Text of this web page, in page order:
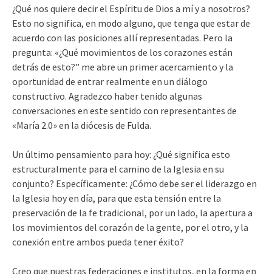
¿Qué nos quiere decir el Espíritu de Dios a mí y a nosotros?
Esto no significa, en modo alguno, que tenga que estar de
acuerdo con las posiciones allí representadas. Pero la
pregunta: «¿Qué movimientos de los corazones están
detrás de esto?” me abre un primer acercamiento y la
oportunidad de entrar realmente en un diálogo
constructivo. Agradezco haber tenido algunas
conversaciones en este sentido con representantes de
«María 2.0» en la diócesis de Fulda.
Un último pensamiento para hoy: ¿Qué significa esto
estructuralmente para el camino de la Iglesia en su
conjunto? Específicamente: ¿Cómo debe ser el liderazgo en
la Iglesia hoy en día, para que esta tensión entre la
preservación de la fe tradicional, por un lado, la apertura a
los movimientos del corazón de la gente, por el otro, y la
conexión entre ambos pueda tener éxito?
Creo que nuestras federaciones e institutos, en la forma en